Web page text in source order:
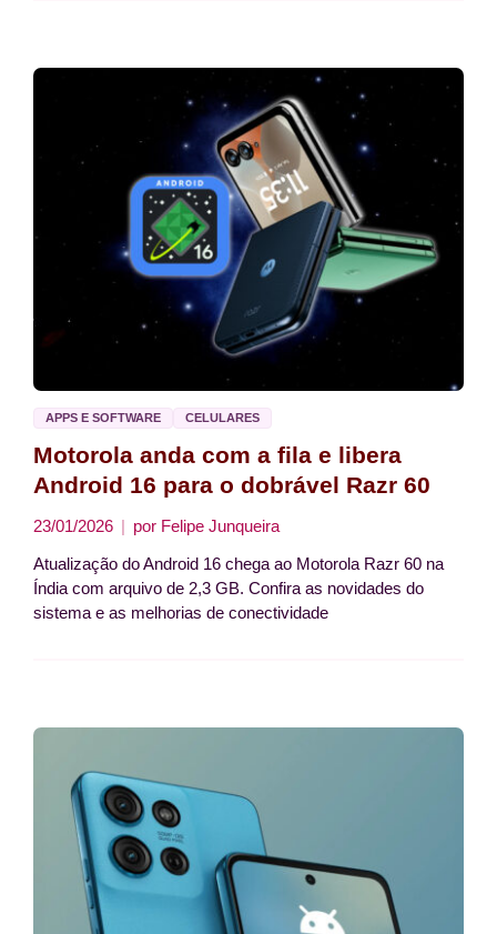
APPS E SOFTWARE CELULARES
Motorola anda com a fila e libera
Android 16 para o dobrável Razr 60
23/01/2026 por Felipe Junqueira
Atualização do Android 16 chega ao Motorola Razr 60 na
Índia com arquivo de 2,3 GB. Confira as novidades do
sistema e as melhorias de conectividade